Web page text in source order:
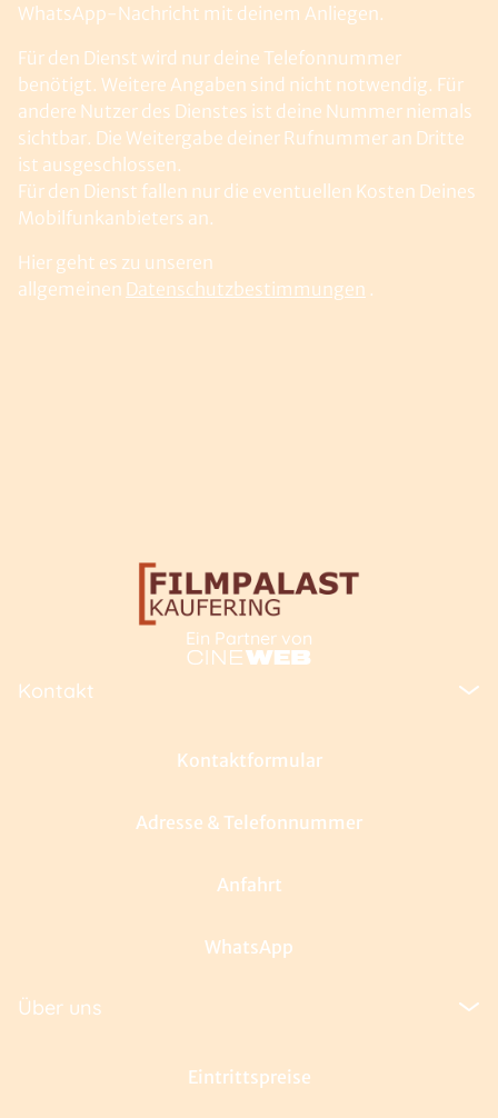
WhatsApp-Nachricht mit deinem Anliegen.
Für den Dienst wird nur deine Telefonnummer
benötigt. Weitere Angaben sind nicht notwendig. Für
andere Nutzer des Dienstes ist deine Nummer niemals
sichtbar. Die Weitergabe deiner Rufnummer an Dritte
ist ausgeschlossen.
Für den Dienst fallen nur die eventuellen Kosten Deines
Mobilfunkanbieters an.
Hier geht es zu unseren
allgemeinen Datenschutzbestimmungen .
Ein Partner von
Kontakt
Kontaktformular
Adresse & Telefonnummer
Anfahrt
WhatsApp
Über uns
Eintrittspreise